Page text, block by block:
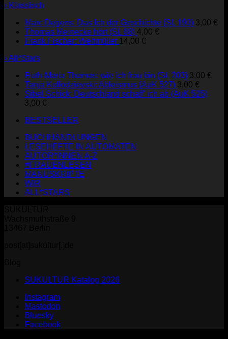
› Klassisch
Marc Degens: Das Ich der Geschichte (SL 193) 3,00 €
Thomas Meinecke hört (SL 68) 4,00 €
Frank Fischer: Weltmüller 14,00 €
› All*Stars
Ruth-Maria Thomas: wie ich frau bin (SL 203) 3,00 €
Tanja Kollodzieyski: Ableismus (AuK 527) 3,00 €
Sibel Schick: Deutschland schaff' ich ab (AuK 525)
3,00 €
BESTSELLER
BUCHHANDLUNGEN
LESEHEFTE IN AUTOMATEN
AUTOR*INNEN A-Z
#FRAUENLESEN
MANUSKRIPTE
WIR
ALL*STARS
SUKULTUR Katalog 2026
Instagram
Mastodon
Bluesky
Facebook